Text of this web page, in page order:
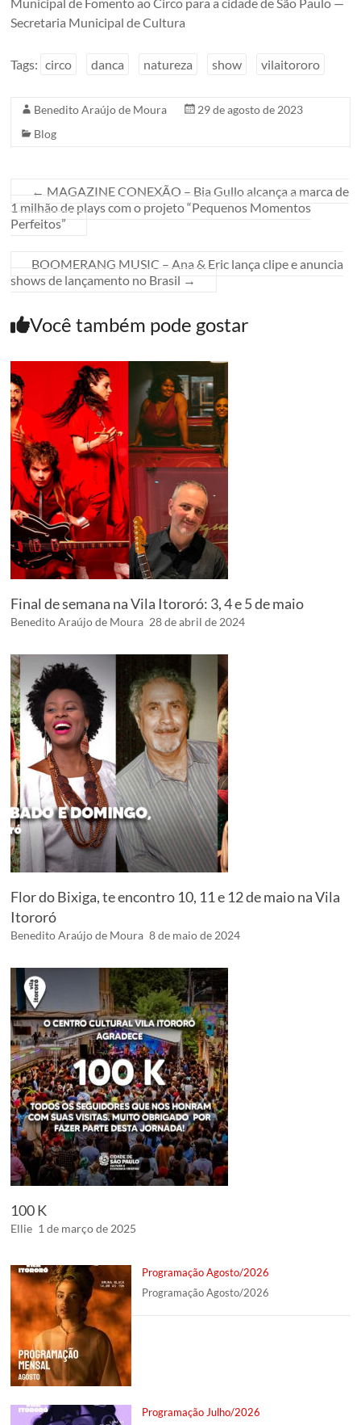
Secretaria Municipal de Cultura
Tags: circo danca natureza show vilaitororo
Benedito Araújo de Moura
29 de agosto de 2023
Blog
← MAGAZINE CONEXÃO – Bia Gullo alcança a marca de
1 milhão de plays com o projeto “Pequenos Momentos
Perfeitos”
BOOMERANG MUSIC – Ana & Eric lança clipe e anuncia
shows de lançamento no Brasil →
Você também pode gostar
Final de semana na Vila Itororó: 3, 4 e 5 de maio
Benedito Araújo de Moura 28 de abril de 2024
Flor do Bixiga, te encontro 10, 11 e 12 de maio na Vila
Itororó
Benedito Araújo de Moura 8 de maio de 2024
100 K
Ellie 1 de março de 2025
Programação Agosto/2026
Programação Agosto/2026
Programação Julho/2026